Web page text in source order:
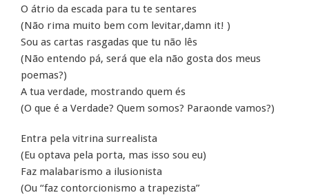
O átrio da escada para tu te sentares
(Não rima muito bem com levitar,damn it! )
Sou as cartas rasgadas que tu não lês
(Não entendo pá, será que ela não gosta dos meus
poemas?)
A tua verdade, mostrando quem és
(O que é a Verdade? Quem somos? Paraonde vamos?)
Entra pela vitrina surrealista
(Eu optava pela porta, mas isso sou eu)
Faz malabarismo a ilusionista
(Ou “faz contorcionismo a trapezista”